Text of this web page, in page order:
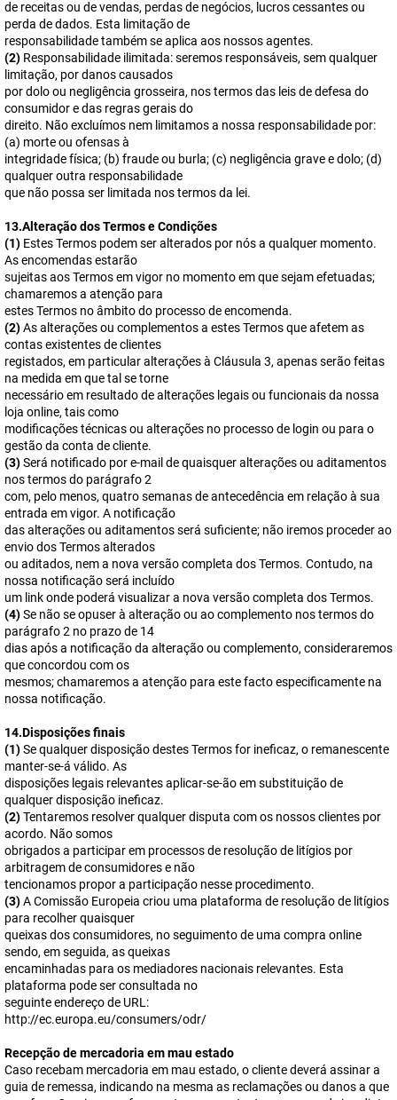
de receitas ou de vendas, perdas de negócios, lucros cessantes ou
perda de dados. Esta limitação de
responsabilidade também se aplica aos nossos agentes.
(2) Responsabilidade ilimitada: seremos responsáveis, sem qualquer
limitação, por danos causados
por dolo ou negligência grosseira, nos termos das leis de defesa do
consumidor e das regras gerais do
direito. Não excluímos nem limitamos a nossa responsabilidade por:
(a) morte ou ofensas à
integridade física; (b) fraude ou burla; (c) negligência grave e dolo; (d)
qualquer outra responsabilidade
que não possa ser limitada nos termos da lei.
13.Alteração dos Termos e Condições
(1) Estes Termos podem ser alterados por nós a qualquer momento.
As encomendas estarão
sujeitas aos Termos em vigor no momento em que sejam efetuadas;
chamaremos a atenção para
estes Termos no âmbito do processo de encomenda.
(2)As alterações ou complementos a estes Termos que afetem as
contas existentes de clientes
registados, em particular alterações à Cláusula 3, apenas serão feitas
na medida em que tal se torne
necessário em resultado de alterações legais ou funcionais da nossa
loja online, tais como
modificações técnicas ou alterações no processo de login ou para o
gestão da conta de cliente.
(3)Será notificado por e-mail de quaisquer alterações ou aditamentos
nos termos do parágrafo 2
com, pelo menos, quatro semanas de antecedência em relação à sua
entrada em vigor. A notificação
das alterações ou aditamentos será suficiente; não iremos proceder ao
envio dos Termos alterados
ou aditados, nem a nova versão completa dos Termos. Contudo, na
nossa notificação será incluído
um link onde poderá visualizar a nova versão completa dos Termos.
(4)Se não se opuser à alteração ou ao complemento nos termos do
parágrafo 2 no prazo de 14
dias após a notificação da alteração ou complemento, consideraremos
que concordou com os
mesmos; chamaremos a atenção para este facto especificamente na
nossa notificação.
14.Disposições finais
(1)Se qualquer disposição destes Termos for ineficaz, o remanescente
manter-se-á válido. As
disposições legais relevantes aplicar-se-ão em substituição de
qualquer disposição ineficaz.
(2)Tentaremos resolver qualquer disputa com os nossos clientes por
acordo. Não somos
obrigados a participar em processos de resolução de litígios por
arbitragem de consumidores e não
tencionamos propor a participação nesse procedimento.
(3)A Comissão Europeia criou uma plataforma de resolução de litígios
para recolher quaisquer
queixas dos consumidores, no seguimento de uma compra online
sendo, em seguida, as queixas
encaminhadas para os mediadores nacionais relevantes. Esta
plataforma pode ser consultada no
seguinte endereço de URL:
http://ec.europa.eu/consumers/odr/
Recepção de mercadoria em mau estado
Caso recebam mercadoria em mau estado, o cliente deverá assinar a
guia de remessa, indicando na mesma as reclamações ou danos a que